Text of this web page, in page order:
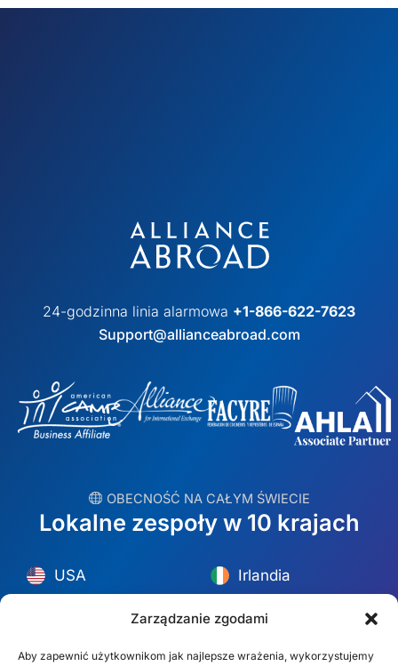
Zarządzanie zgodami
Aby zapewnić użytkownikom jak najlepsze wrażenia, wykorzystujemy
24-godzinna linia alarmowa +1-866-622-7623
Support@allianceabroad.com
︎ OBECNOŚĆ NA CAŁYM ŚWIECIE
Lokalne zespoły w 10 krajach
USA
Meksyk
Irlandia
Polska
Australia